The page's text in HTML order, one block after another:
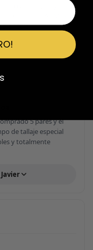
caja original y
top. Air Max y
100%.
5 pares y el
de tallaje especial
y totalmente